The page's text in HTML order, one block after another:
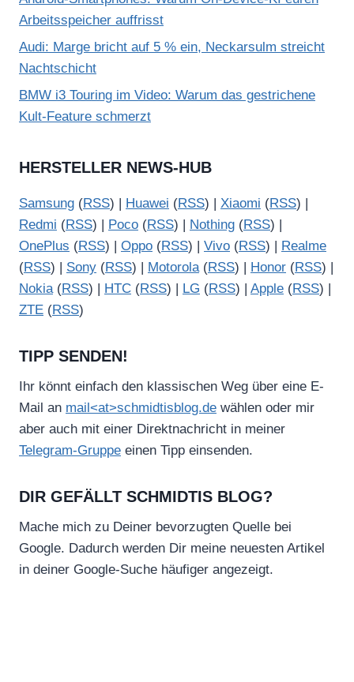
Arbeitsspeicher auffrisst
Audi: Marge bricht auf 5 % ein, Neckarsulm streicht
Nachtschicht
BMW i3 Touring im Video: Warum das gestrichene
Kult-Feature schmerzt
HERSTELLER NEWS-HUB
Samsung (RSS) | Huawei (RSS) | Xiaomi (RSS) |
Redmi (RSS) | Poco (RSS) | Nothing (RSS) |
OnePlus (RSS) | Oppo (RSS) | Vivo (RSS) |
Realme
(RSS) | Sony (RSS) | Motorola(RSS) | Honor (RSS) |
Nokia(RSS) | HTC (RSS) | LG (RSS) | Apple (RSS) |
ZTE (RSS)
TIPP SENDEN!
Ihr könnt einfach den klassischen Weg über eine E-
Mail an mail<at>schmidtisblog.de wählen oder mir
aber auch mit einer Direktnachricht in meiner
Telegram-Gruppe einen Tipp einsenden.
DIR GEFÄLLT SCHMIDTIS BLOG?
Mache mich zu Deiner bevorzugten Quelle bei
Google. Dadurch werden Dir meine neuesten Artikel
in deiner Google-Suche häufiger angezeigt.